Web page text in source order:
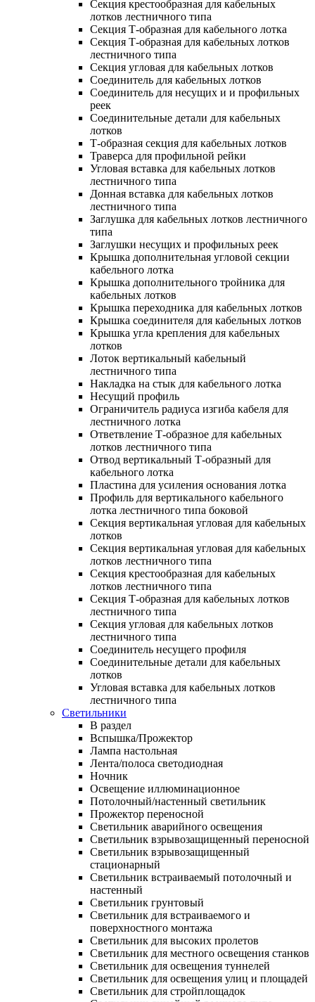
Секция крестообразная для кабельных
лотков лестничного типа
Секция Т-образная для кабельного лотка
Секция Т-образная для кабельных лотков
лестничного типа
Секция угловая для кабельных лотков
Соединитель для кабельных лотков
Соединитель для несущих и и профильных
реек
Соединительные детали для кабельных
лотков
Т-образная секция для кабельных лотков
Траверса для профильной рейки
Угловая вставка для кабельных лотков
лестничного типа
Донная вставка для кабельных лотков
лестничного типа
Заглушка для кабельных лотков лестничного
типа
Заглушки несущих и профильных реек
Крышка дополнительная угловой секции
кабельного лотка
Крышка дополнительного тройника для
кабельных лотков
Крышка переходника для кабельных лотков
Крышка соединителя для кабельных лотков
Крышка угла крепления для кабельных
лотков
Лоток вертикальный кабельный
лестничного типа
Накладка на стык для кабельного лотка
Несущий профиль
Ограничитель радиуса изгиба кабеля для
лестничного лотка
Ответвление Т-образное для кабельных
лотков лестничного типа
Отвод вертикальный Т-образный для
кабельного лотка
Пластина для усиления основания лотка
Профиль для вертикального кабельного
лотка лестничного типа боковой
Секция вертикальная угловая для кабельных
лотков
Секция вертикальная угловая для кабельных
лотков лестничного типа
Секция крестообразная для кабельных
лотков лестничного типа
Секция Т-образная для кабельных лотков
лестничного типа
Секция угловая для кабельных лотков
лестничного типа
Соединитель несущего профиля
Соединительные детали для кабельных
лотков
Угловая вставка для кабельных лотков
лестничного типа
Светильники
В раздел
Вспышка/Прожектор
Лампа настольная
Лента/полоса светодиодная
Ночник
Освещение иллюминационное
Потолочный/настенный светильник
Прожектор переносной
Светильник аварийного освещения
Светильник взрывозащищенный переносной
Светильник взрывозащищенный
стационарный
Светильник встраиваемый потолочный и
настенный
Светильник грунтовый
Светильник для встраиваемого и
поверхностного монтажа
Светильник для высоких пролетов
Светильник для местного освещения станков
Светильник для освещения туннелей
Светильник для освещения улиц и площадей
Светильник для стройплощадок